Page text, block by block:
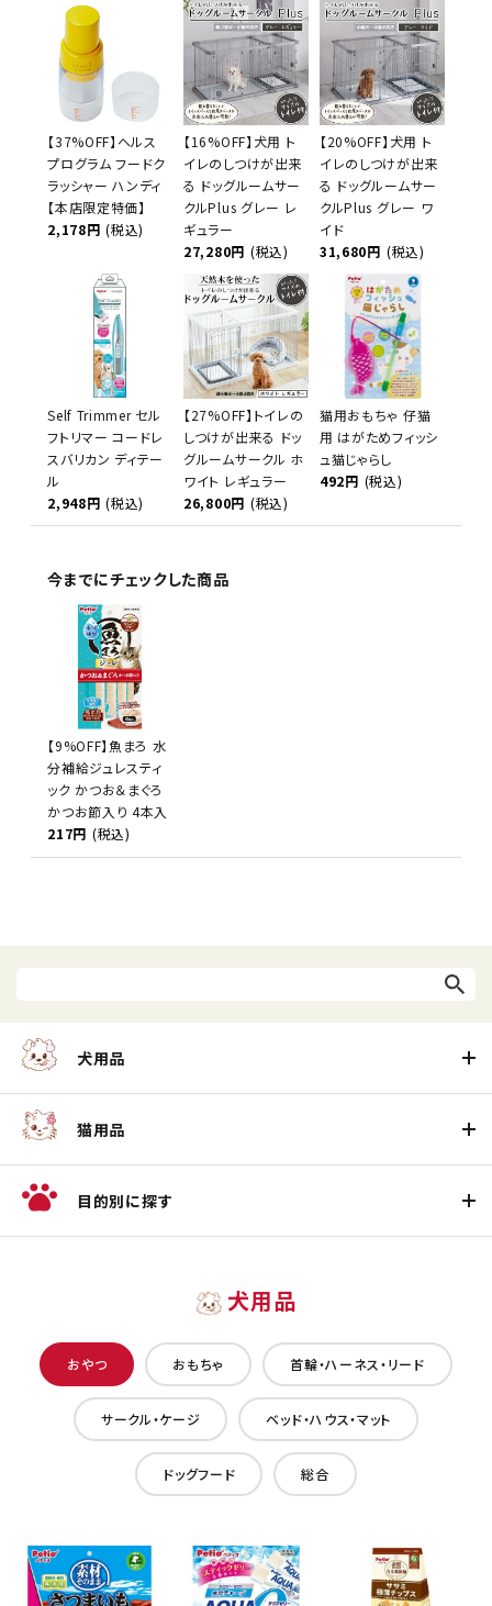
【37%OFF】ヘルス
プログラム フードク
ラッシャー ハンディ
【本店限定特価】
2,178円 (税込)
【16%OFF】犬用 ト
イレのしつけが出来
る ドッグルームサー
クルPlus グレー レ
ギュラー
27,280円 (税込)
【20%OFF】犬用 ト
イレのしつけが出来
る ドッグルームサー
クルPlus グレー ワ
イド
31,680円 (税込)
Self Trimmer セル
フトリマー コードレ
スバリカン ディテー
ル
2,948円 (税込)
【27%OFF】トイレの
しつけが出来る ドッ
グルームサークル ホ
ワイト レギュラー
26,800円 (税込)
猫用おもちゃ 仔猫
用 はがためフィッシ
ュ猫じゃらし
492円 (税込)
今までにチェックした商品
【9%OFF】魚まろ 水
分補給ジュレスティ
ック かつお＆まぐろ
かつお節入り 4本入
217円 (税込)
犬用品
猫用品
目的別に探す
犬用品
おやつ おもちゃ 首輪・ハーネス・リード
サークル・ケージ ベッド・ハウス・マット
ドッグフード 総合